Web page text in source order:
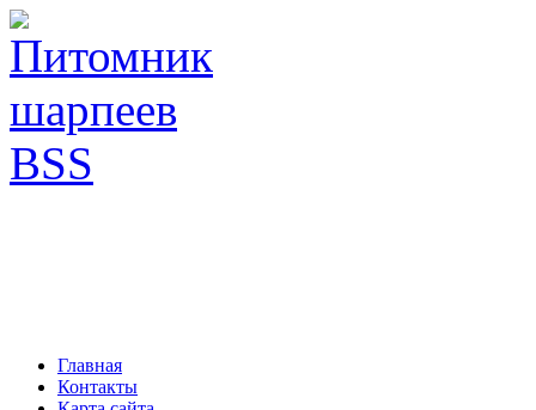
Главная
Контакты